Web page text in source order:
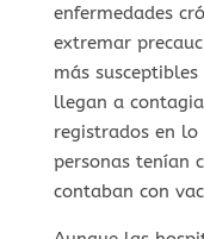
enfermedades
extremar
más
llegan a
registrados en
personas tenían
contaban con